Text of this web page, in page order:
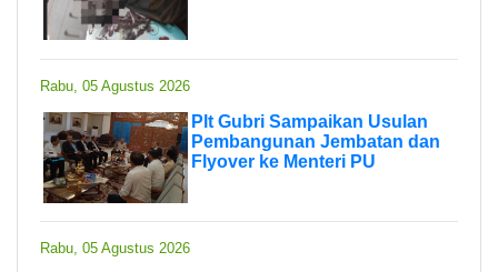
Rabu, 05 Agustus 2026
Plt Gubri Sampaikan Usulan
Pembangunan Jembatan dan
Flyover ke Menteri PU
Rabu, 05 Agustus 2026